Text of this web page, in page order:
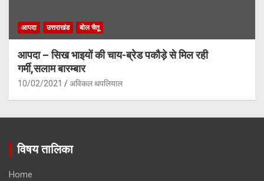
आपदा उत्तराखंड बोल चैतू
आपदा – सिख भाइयों की चाय-ब्रेड पकौड़े से मिल रही
गर्मी,सलाम बारम्बार
10/02/2021 अविकल थपलियाल
विषय तालिका
Home